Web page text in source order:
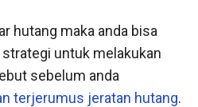
hutang maka anda bisa
untuk melakukan
sebelum anda
terjerumus jeratan hutang.